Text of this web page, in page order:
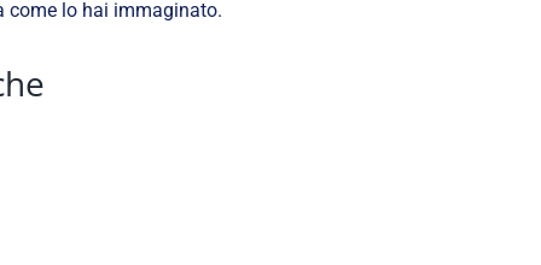
come lo hai immaginato.